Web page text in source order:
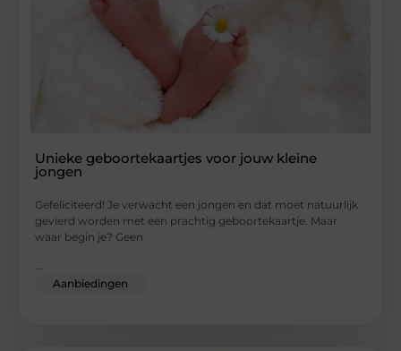
Unieke geboortekaartjes voor jouw kleine
jongen
Gefeliciteerd! Je verwacht een jongen en dat moet natuurlijk
gevierd worden met een prachtig geboortekaartje. Maar
waar begin je? Geen
Aanbiedingen